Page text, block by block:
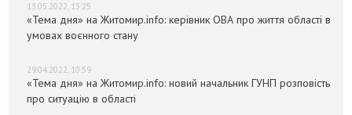
13.05.2022, 13:25
«Тема дня» на Житомир.info: керівник ОВА про життя області в
умовах воєнного стану
29.04.2022, 10:59
«Тема дня» на Житомир.info: новий начальник ГУНП розповість
про ситуацію в області